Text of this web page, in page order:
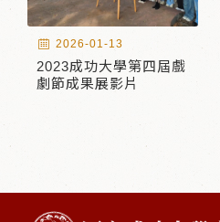
2026-01-13
2023成功大學第四屆戲
劇節成果展影片